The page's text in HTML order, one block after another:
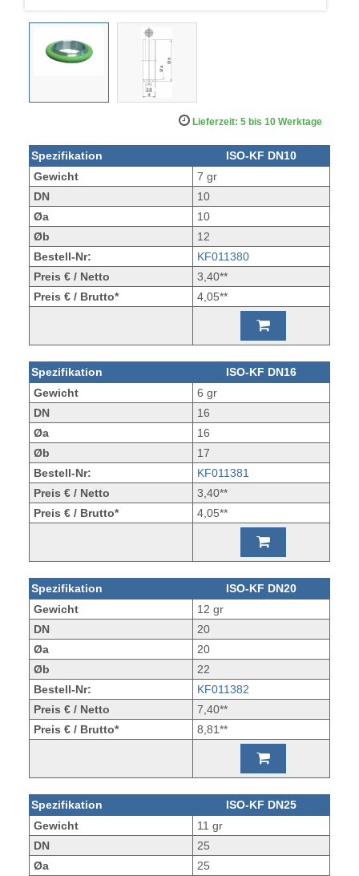
Lieferzeit: 5 bis 10 Werktage
Spezifikation
ISO-KF DN10
Gewicht
7 gr
DN
10
Øa
10
Øb
12
Bestell-Nr:
KF011380
Preis € / Netto
3,40**
Preis € / Brutto*
4,05**
Spezifikation
ISO-KF DN16
Gewicht
6 gr
DN
16
Øa
16
Øb
17
Bestell-Nr:
KF011381
Preis € / Netto
3,40**
Preis € / Brutto*
4,05**
Spezifikation
ISO-KF DN20
Gewicht
12 gr
DN
20
Øa
20
Øb
22
Bestell-Nr:
KF011382
Preis € / Netto
7,40**
Preis € / Brutto*
8,81**
Spezifikation
ISO-KF DN25
Gewicht
11 gr
DN
25
Øa
25